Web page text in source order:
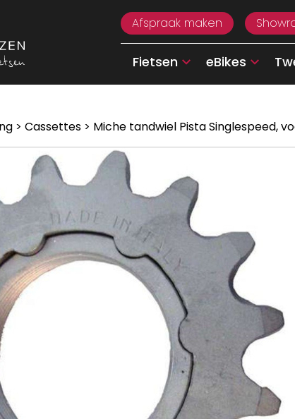
Afspraak maken
Fietsen eBikes
> Cassettes > Miche tandwiel Pista Singlespeed,